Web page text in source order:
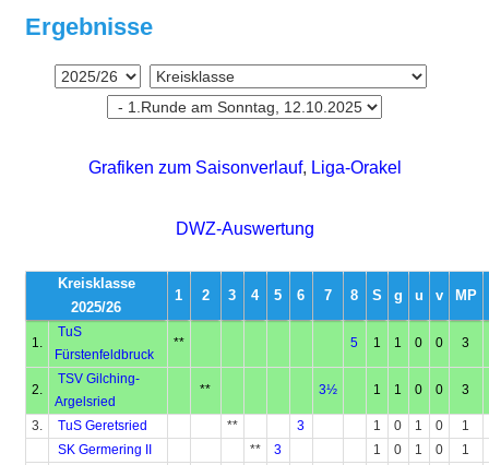
Ergebnisse
Grafiken zum Saisonverlauf, Liga-Orakel
DWZ-Auswertung
Kreisklasse
2025/26
1 2 3 4 5 6 7 8 S g u v MP
1.
TuS
Fürstenfeldbruck
** 5 1 1 0 0 3
2.
TSV Gilching-
Argelsried
** 3½ 1 1 0 0 3
3. TuS Geretsried ** 3 1 0 1 0
1
SK Germering II
** 3 1 0 1 0
1